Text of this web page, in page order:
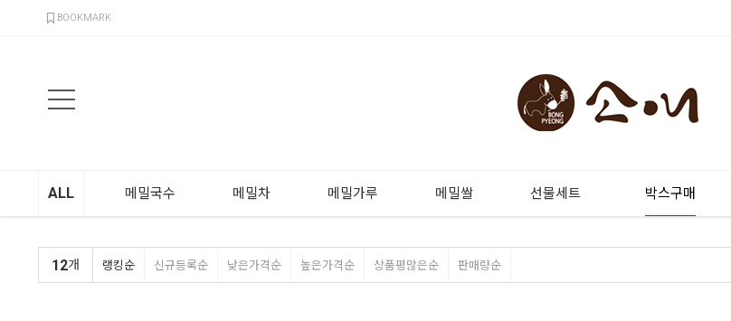
BOOKMARK
ALL 메밀국수 메밀차 메밀가루 메밀쌀 선물세트 박스구매
12개 랭킹순 신규등록순 낮은가격순 높은가격순 상품평많은순 판매량순